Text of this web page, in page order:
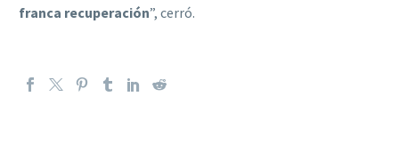
franca recuperación”, cerró.